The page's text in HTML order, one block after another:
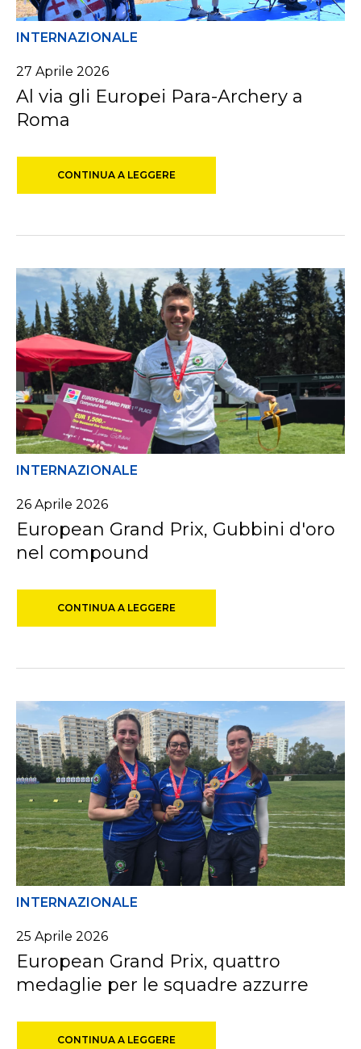
INTERNAZIONALE
27 Aprile 2026
Al via gli Europei Para-Archery a
Roma
CONTINUA A LEGGERE
INTERNAZIONALE
26 Aprile 2026
European Grand Prix, Gubbini d'oro
nel compound
CONTINUA A LEGGERE
INTERNAZIONALE
25 Aprile 2026
European Grand Prix, quattro
medaglie per le squadre azzurre
CONTINUA A LEGGERE